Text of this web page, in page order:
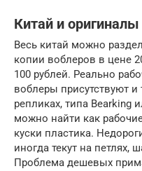
Китай и оригиналы
Весь китай можно
копии воблеров в цене
100 рублей. Реально
воблеры присутствуют
репликах, типа Bearking
можно найти как
куски пластика.
иногда текут на петлях,
Проблема дешевых